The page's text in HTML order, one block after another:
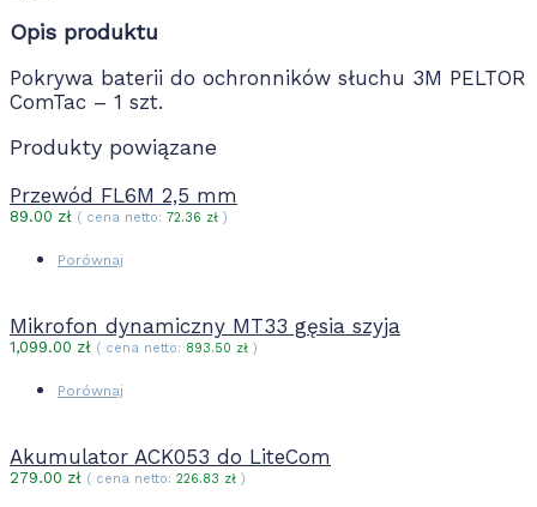
Opis produktu
Pokrywa baterii do ochronników słuchu 3M PELTOR
ComTac – 1 szt.
Produkty powiązane
Przewód FL6M 2,5 mm
89.00 zł ( cena netto: 72.36 zł )
Porównaj
Mikrofon dynamiczny MT33 gęsia szyja
1,099.00 zł ( cena netto: 893.50 zł )
Porównaj
Akumulator ACK053 do LiteCom
279.00 zł ( cena netto: 226.83 zł )